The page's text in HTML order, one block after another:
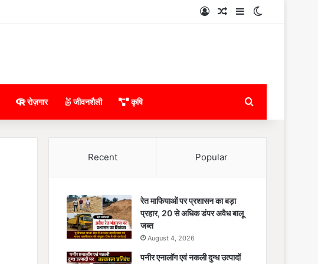
Log InRandom Article
Sidebar
रोज़गार जीवनशैली कृषि
Recent Popular
रेत माफियाओं पर प्रशासन का बड़ा
प्रहार, 20 से अधिक डंपर अवैध बालू
जब्त
August 4, 2026
पनीर एनालॉग एवं नकली दुग्ध उत्पादों